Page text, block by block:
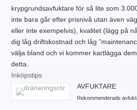
krypgrundsavfuktare för så lite som
inte bara går efter prisnivå utan även
eller inte exempelvis), kvalitet (lägg på
dig låg driftskostnad och låg
välja bland och vi kommer kartlägga
detta.
Inköpstips
AVFUKTARE
Rekommenderade